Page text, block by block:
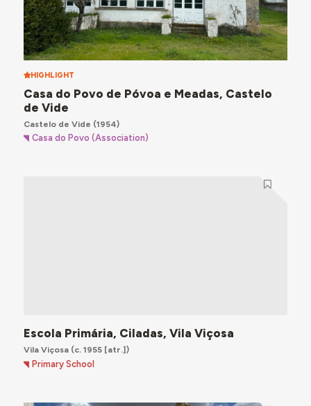
HIGHLIGHT
Casa do Povo de Póvoa e Meadas, Castelo
de Vide
Castelo de Vide (1954)
Casa do Povo (Association)
Escola Primária, Ciladas, Vila Viçosa
Vila Viçosa(c. 1955 [atr.])
Primary School